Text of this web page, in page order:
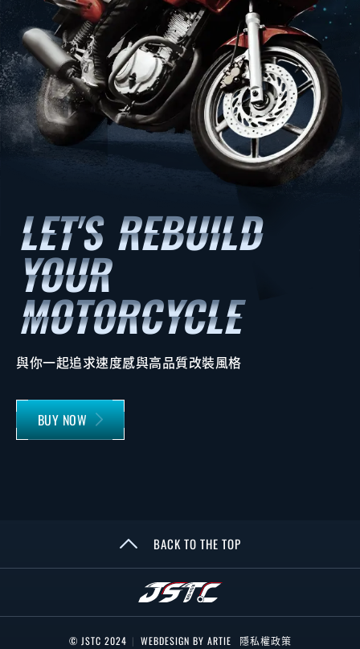
與你一起追求速度感與高品質改裝風格
BUY NOW
BACK TO THE TOP
© JSTC 2024 | WEBDESIGN BY ARTIE 隱私權政策